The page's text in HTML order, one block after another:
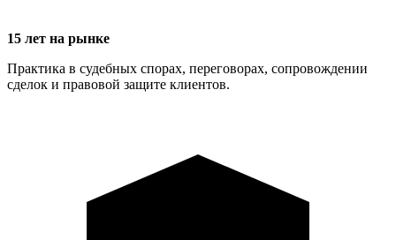
15 лет на рынке
Практика в судебных спорах, переговорах, сопровождении
сделок и правовой защите клиентов.